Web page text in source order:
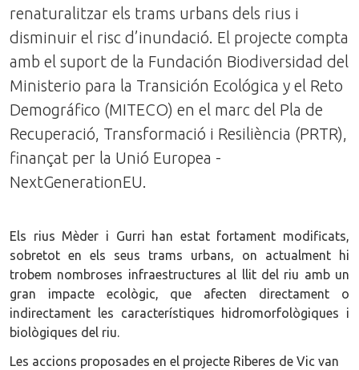
renaturalitzar els trams urbans dels rius i
disminuir el risc d’inundació. El projecte compta
amb el suport de la Fundación Biodiversidad del
Ministerio para la Transición Ecológica y el Reto
Demográfico (MITECO) en el marc del Pla de
Recuperació, Transformació i Resiliència (PRTR),
finançat per la Unió Europea -
NextGenerationEU.
Els rius Mèder i Gurri han estat fortament modificats,
sobretot en els seus trams urbans, on actualment hi
trobem nombroses infraestructures al llit del riu amb un
gran impacte ecològic, que afecten directament o
indirectament les característiques hidromorfològiques i
biològiques del riu.
Les accions proposades en el projecte Riberes de Vic van